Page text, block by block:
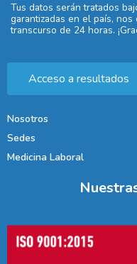
Tus datos serán tratados
garantizadas en el país,
transcurso de 24 horas.
Acceso a resultados
Nosotros
Sedes
Medicina Laboral